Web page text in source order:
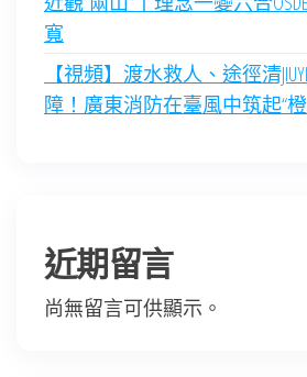
寬
【視頻】渡水救人、途徑清
障！廣東消防在臺風中筑起“
近期留言
尚無留言可供顯示。